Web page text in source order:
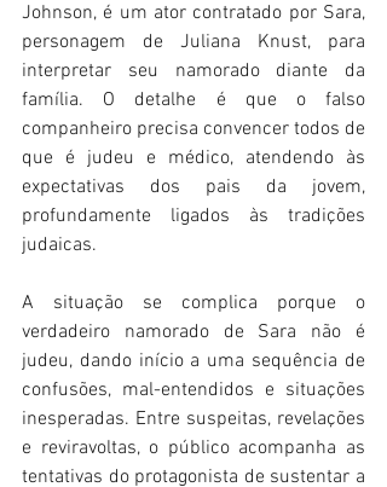
Johnson, é um ator contratado por Sara,
personagem de Juliana Knust, para
interpretar seu namorado diante da
família. O detalhe é que o falso
companheiro precisa convencer todos de
que é judeu e médico, atendendo às
expectativas dos pais da jovem,
profundamente ligados às tradições
judaicas.
A situação se complica porque o
verdadeiro namorado de Sara não é
judeu, dando início a uma sequência de
confusões, mal-entendidos e situações
inesperadas. Entre suspeitas, revelações
e reviravoltas, o público acompanha as
tentativas do protagonista de sustentar a